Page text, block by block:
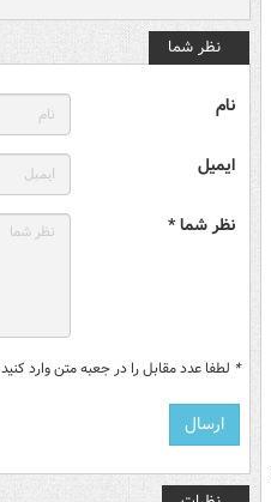
نظر شما
نام
ایمیل
نظر شما *
* لطفا عدد مقابل را در جعبه متن وارد کنید